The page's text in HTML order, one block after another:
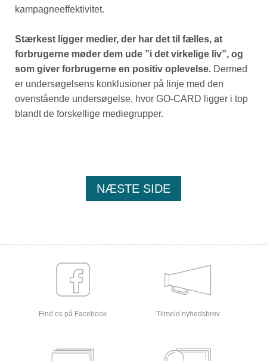
kampagneeffektivitet.
Stærkest ligger medier, der har det til fælles, at
forbrugerne møder dem ude ”i det virkelige liv”, og
som giver forbrugerne en positiv oplevelse. Dermed
er undersøgelsens konklusioner på linje med den
ovenstående undersøgelse, hvor GO-CARD ligger i top
blandt de forskellige mediegrupper.
NÆSTE SIDE
Find os på Facebook Tilmeld nyhedsbrev